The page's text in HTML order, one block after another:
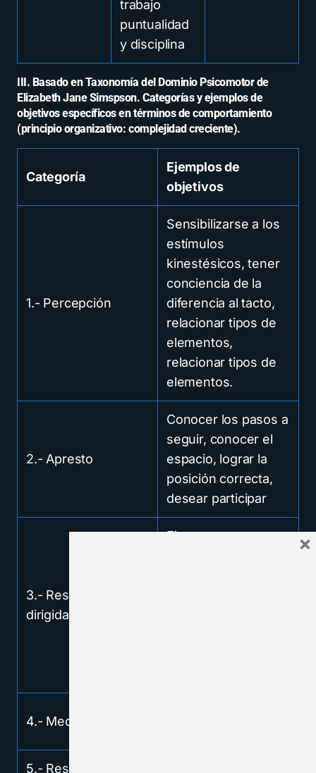
trabajo
puntualidad
y disciplina
III. Basado en Taxonomía del Dominio Psicomotor de
Elizabeth Jane Simspson. Categorías y ejemplos de
objetivos específicos en términos de comportamiento
(principio organizativo: complejidad creciente).
Categoría
Ejemplos de
objetivos
1.- Percepción
Sensibilizarse a los
estímulos
kinestésicos, tener
conciencia de la
diferencia al tacto,
relacionar tipos de
elementos,
relacionar tipos de
elementos.
2.- Apresto
Conocer los pasos a
seguir, conocer el
espacio, lograr la
posición correcta,
desear participar
3.- Respuesta
dirigida
Ejecutar una
4.- Mecanismo
5.- Respuesta
×